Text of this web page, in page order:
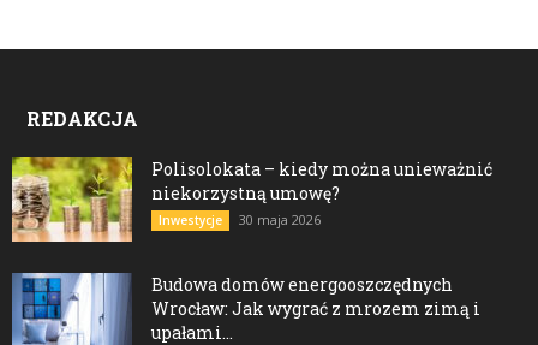
REDAKCJA
Polisolokata – kiedy można unieważnić
niekorzystną umowę?
Inwestycje 30 maja 2026
Budowa domów energooszczędnych
Wrocław: Jak wygrać z mrozem zimą i
upałami...